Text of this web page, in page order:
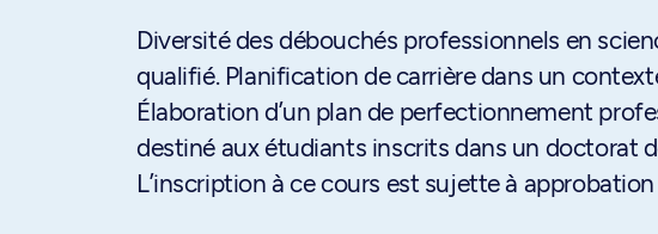
Diversité des débouchés professionnels en
qualifié. Planification de carrière dans un
Élaboration d’un plan de perfectionnement
destiné aux étudiants inscrits dans un doctorat
L’inscription à ce cours est sujette à